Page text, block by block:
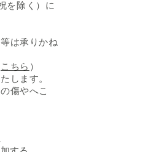
を除く）に
は承りかね
こちら ）
します。
傷やへこ
切り落とし すき焼き・しゃぶしゃぶ用